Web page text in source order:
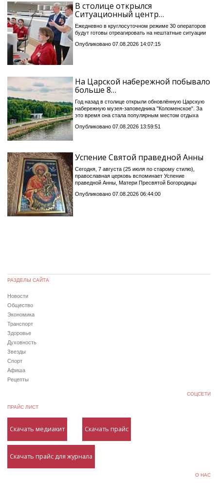
В столице открылся
Ситуационный центр…
Ежедневно в круглосуточном режиме 30 операторов
будут готовы отреагировать на нештатные ситуации
Опубликовано 07.08.2026 14:07:15
На Царской набережной побывало
больше 8…
Год назад в столице открыли обновлённую Царскую
набережную музея-заповедника "Коломенское". За
это время она стала популярным местом отдыха
Опубликовано 07.08.2026 13:59:51
Успение Святой праведной Анны
Сегодня, 7 августа (25 июля по старому стилю),
православная церковь вспоминает Успение
праведной Анны, Матери Пресвятой Богородицы
Опубликовано 07.08.2026 06:44:00
РАЗДЕЛЫ САЙТА
Новости
Общество
Экономика
Транспорт
Здоровье
Духовность
Звезды
Спорт
Афиша
Рецепты
СОЦСЕТИ
ПРАЙС ЛИСТ
Скачать медиакит Скачать прайс
Скачать прайс для журнала
О НАС